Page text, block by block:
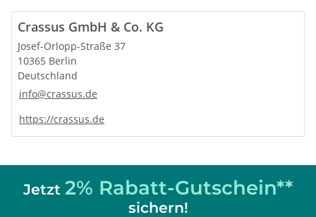
ein synthetischer Kautschuk. Die gesättigte
Gerüststruktur führt zu Eigenschaften wie z. B.
hoher UV- und Witterungsbeständigkeit sowie hoher
thermischer Beständigkeit.
Rostfreier Edelstahl V2A
austenitischer, säurebeständiger 18/10 Cr-Ni-Stahl,
der durch einen niedrigen Kohlenstoffgehalt nach
Wärmebehandlung interkristallin beständig ist.
Crassus GmbH & Co. KG
Josef-Orlopp-Straße 37
10365 Berlin
Deutschland
info@crassus.de
https://crassus.de
Jetzt 2% Rabatt-Gutschein**
sichern!